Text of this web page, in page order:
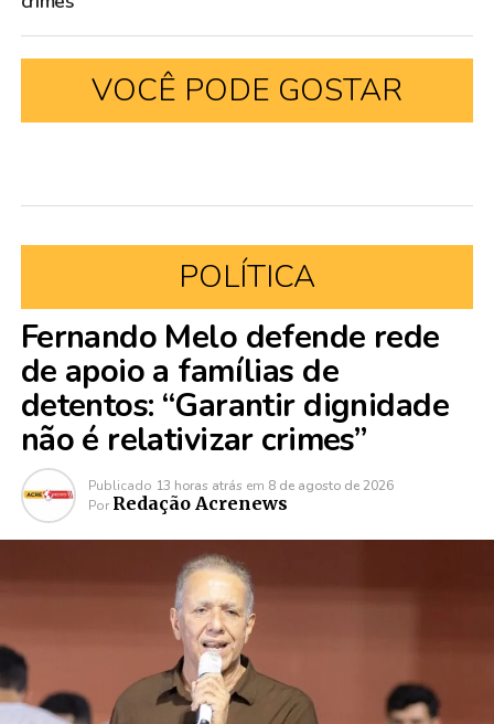
VOCÊ PODE GOSTAR
POLÍTICA
Fernando Melo defende rede
de apoio a famílias de
detentos: “Garantir dignidade
não é relativizar crimes”
Publicado 13 horas atrás em 8 de agosto de 2026
Por Redação Acrenews